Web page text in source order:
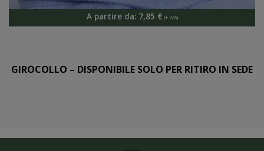
A partire da: 7,85 €
GIROCOLLO – DISPONIBILE SOLO PER RITIRO IN SEDE